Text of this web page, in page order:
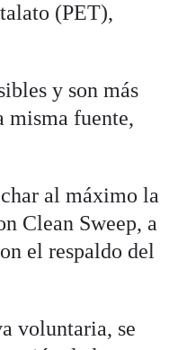
(PET),
y son más
misma fuente,
al máximo la
Clean Sweep, a
el respaldo del
voluntaria, se